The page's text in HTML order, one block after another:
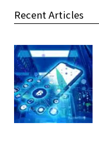
Recent Articles